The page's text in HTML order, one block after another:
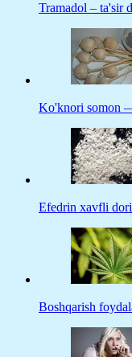
Tramadol – ta'sir
Ko'knori somon
Efedrin xavfli dori
Boshqarish